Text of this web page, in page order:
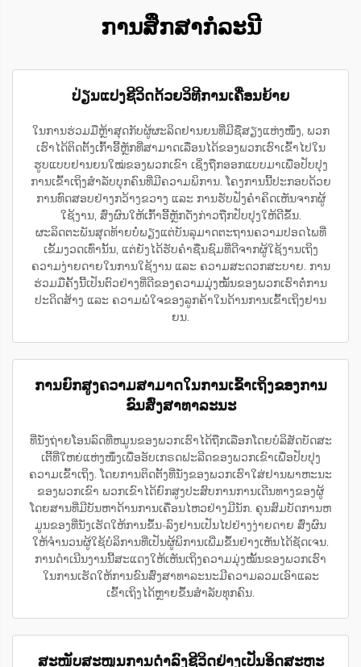
ການສຶກສາກໍລະນີ
ປ່ຽນແປງຊີວິດດ້ວຍວິທີການເຄື່ອນຍ້າຍ
ໃນການຮ່ວມມືຫຼ້າສຸດກັບຜູ້ຜະລິດຢານຍນທີ່ມີຊື່ສຽງແຫ່ງໜຶ່ງ, ພວກ
ເຮົາໄດ້ຕິດຕັ້ງເກົ້າອີ້ຫຼັກທີ່ສາມາດເລື່ອນໄດ້ຂອງພວກເຮົາເຂົ້າໄປໃນ
ຮູບແບບຢານຍນໃໝ່ຂອງພວກເຂົາ ເຊິ່ງຖືກອອກແບບມາເພື່ອປັບປຸງ
ການເຂົ້າເຖິງສຳລັບບຸກຄົນທີ່ມີຄວາມພິການ. ໂຄງການນີ້ປະກອບດ້ວຍ
ການທົດສອບຢ່າງກວ້າງຂວາງ ແລະ ການຮັບຟັງຄຳຄິດເຫັນຈາກຜູ້
ໃຊ້ງານ, ສົ່ງຜົນໃຫ້ເກົ້າອີ້ຫຼັກດັ່ງກ່າວຖືກປັບປຸງໃຫ້ດີຂຶ້ນ.
ຜະລິດຕະພັນສຸດທ້າຍບໍ່ພຽງແຕ່ບັນລຸມາດຕະຖານຄວາມປອດໄພທີ່
ເຂັ້ມງວດເທົ່ານັ້ນ, ແຕ່ຍັງໄດ້ຮັບຄຳຊື່ນຊົມທີ່ດີຈາກຜູ້ໃຊ້ງານເຖິງ
ຄວາມງ່າຍດາຍໃນການໃຊ້ງານ ແລະ ຄວາມສະດວກສະບາຍ. ການ
ຮ່ວມມືຄັ້ງນີ້ເປັນຕົວຢ່າງທີ່ດີຂອງຄວາມມຸ່ງໝັ້ນຂອງພວກເຮົາຕໍ່ການ
ປະດິດສ້າງ ແລະ ຄວາມພໍໃຈຂອງລູກຄ້າໃນດ້ານການເຂົ້າເຖິງຢານ
ຍນ.
ການຍົກສູງຄວາມສາມາດໃນການເຂົ້າເຖິງຂອງການ
ຂົນສົ່ງສາທາລະນະ
ທີ່ນັ່ງຖ່າຍໂອນລົດທີ່ຫມູນຂອງພວກເຮົາໄດ້ຖືກເລືອກໂດຍບໍລິສັດບັດສະ
ເຕີ້ທີ່ໃຫຍ່ແຫ່ງໜຶ່ງເພື່ອອັບເກຣດຟະລີດຂອງພວກເຂົາເພື່ອປັບປຸງ
ຄວາມເຂົ້າເຖິງ. ໂດຍການຕິດຕັ້ງທີ່ນັ່ງຂອງພວກເຮົາໃສ່ຢານພາຫະນະ
ຂອງພວກເຂົາ ພວກເຂົາໄດ້ຍົກສູງປະສົບການການເດີນທາງຂອງຜູ້
ໂດຍສານທີ່ມີບັນຫາດ້ານການເຄື່ອນໄຫວຢ່າງມີນັກ. ຄຸນສົມບັດການຫ
ມູນຂອງທີ່ນັ່ງເຮັດໃຫ້ການຂຶ້ນ-ລົງຢານເປັນໄປຢ່າງງ່າຍດາຍ ສົ່ງຜົນ
ໃຫ້ຈຳນວນຜູ້ໃຊ້ບໍລິການທີ່ເປັນຜູ້ພິການເພີ່ມຂຶ້ນຢ່າງເຫັນໄດ້ຊັດເຈນ.
ການດຳເນີນງານນີ້ສະແດງໃຫ້ເຫັນເຖິງຄວາມມຸ່ງໝັ້ນຂອງພວກເຮົາ
ໃນການເຮັດໃຫ້ການຂົນສົ່ງສາທາລະນະມີຄວາມລວມເອົາແລະ
ເຂົ້າເຖິງໄດ້ຫຼາຍຂຶ້ນສຳລັບທຸກຄົນ.
ສະໜັບສະໜູນການດຳລົງຊີວິດຢ່າງເປັນອິດສະຫຼະ